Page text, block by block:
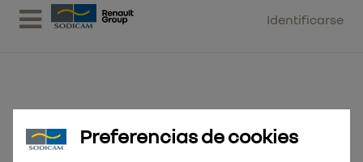
Identificarse
Cor.Bimetálica 152mm
Preferencias de cookies